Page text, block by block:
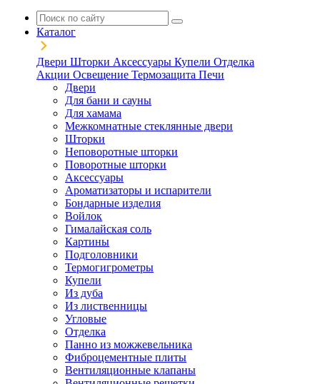
Каталог
Двери Шторки Аксессуары Купели Отделка
Акции Освещение Термозащита Печи
Двери
Для бани и сауны
Для хамама
Межкомнатные стеклянные двери
Шторки
Неповоротные шторки
Поворотные шторки
Аксессуары
Ароматизаторы и испарители
Бондарные изделия
Войлок
Гималайская соль
Картины
Подголовники
Термогигрометры
Купели
Из дуба
Из лиственницы
Угловые
Отделка
Панно из можжевельника
Фиброцементные плиты
Вентиляционные клапаны